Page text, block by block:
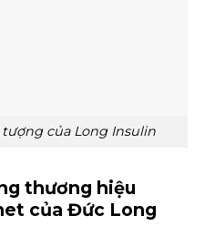
của Long Insulin
thương hiệu
của Đức Long